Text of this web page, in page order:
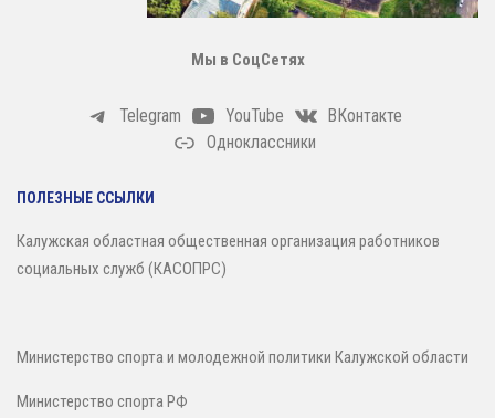
Мы в СоцСетях
Telegram YouTube
ВКонтакте
Одноклассники
ПОЛЕЗНЫЕ ССЫЛКИ
Калужская областная общественная организация работников
социальных служб (КАСОПРС)
Министерство спорта и молодежной политики Калужской области
Министерство спорта РФ